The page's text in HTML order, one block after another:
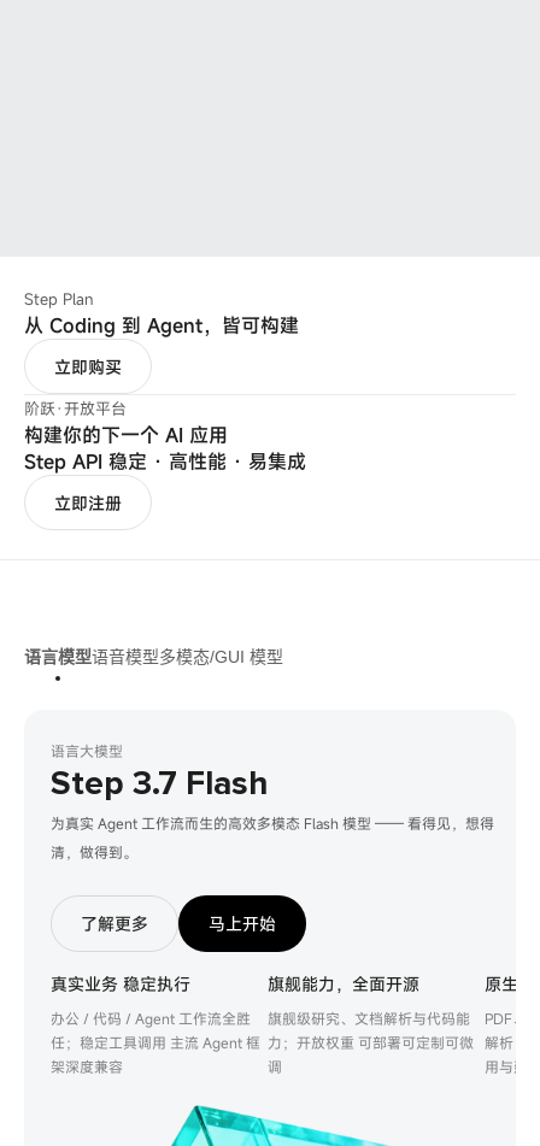
Step Plan
从 Coding 到 Agent，皆可构建
立即购买
阶跃·开放平台
构建你的下一个 AI 应用
Step API 稳定 · 高性能 · 易集成
立即注册
语言模型语音模型多模态/GUI 模型
语言大模型
Step 3.7 Flash
为真实 Agent 工作流而生的高效多模态 Flash 模型 —— 看得见，想得
清，做得到。
了解更多 马上开始
真实业务 稳定执行
办公 / 代码 / Agent 工作流全胜
任；稳定工具调用 主流 Agent 框
架深度兼容
旗舰能力，全面开源
旗舰级研究、文档解析与代码能
力；开放权重 可部署可定制可微
调
原生
PDF、
解析；
用与延